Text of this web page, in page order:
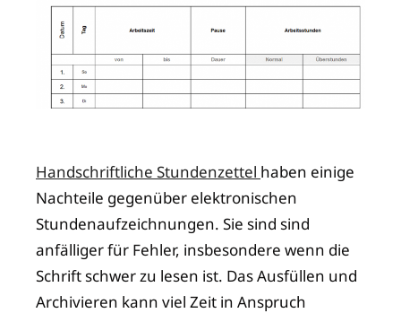
Handschriftliche Stundenzettel haben einige
Nachteile gegenüber elektronischen
Stundenaufzeichnungen. Sie sind sind
anfälliger für Fehler, insbesondere wenn die
Schrift schwer zu lesen ist. Das Ausfüllen und
Archivieren kann viel Zeit in Anspruch